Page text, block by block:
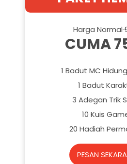
Harga Normal
CUMA
1 Badut MC
1 Badut
3 Adegan Trik
10 Kuis
20 Hadiah
PESAN